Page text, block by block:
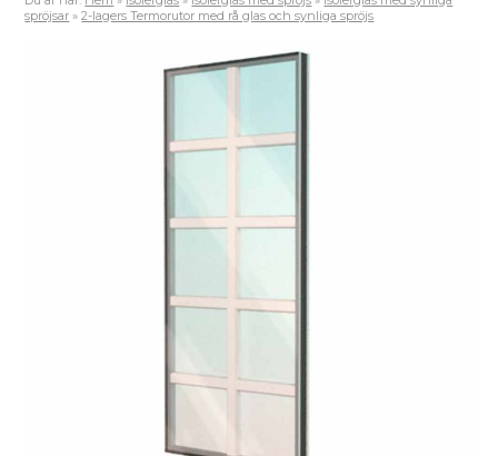
spröjsar »2-lagers Termorutor med rå glas och synliga spröjs